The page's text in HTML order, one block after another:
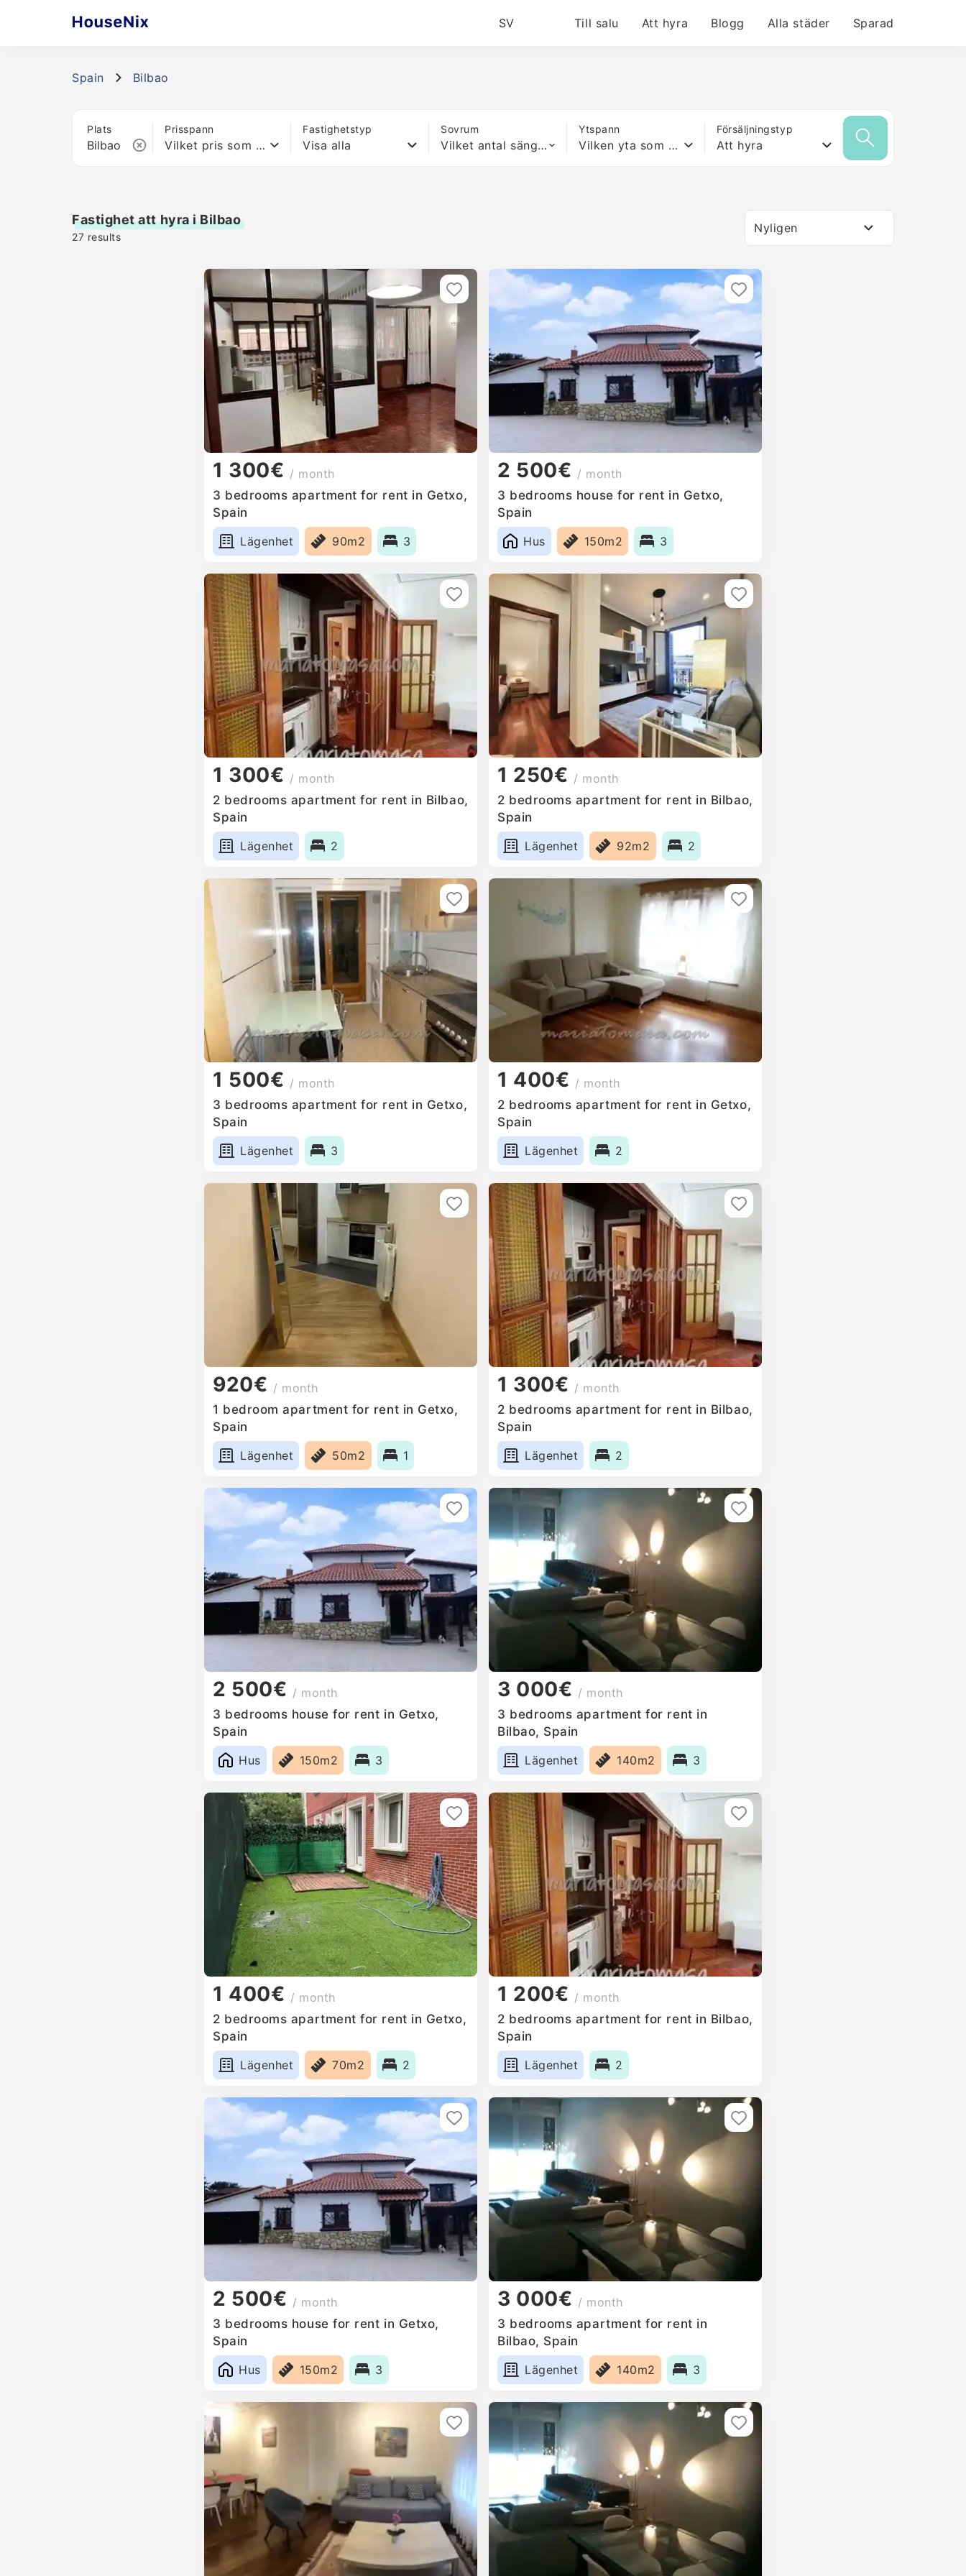
SV Till salu Att hyra Blogg Alla städer Sparad
Spain Bilbao
Plats Prisspann
Vilket pris som helst
Fastighetstyp
Visa alla
Sovrum
Vilket antal sängar som helst
Ytspann
Vilken yta som helst
Försäljningstyp
Att hyra
Fastighet att hyra i Bilbao
27 results
Nyligen
1 300€ / month
3 bedrooms apartment for rent in Getxo,
Spain
Lägenhet
90m2 3
2 500€ / month
3 bedrooms house for rent in Getxo,
Spain
Hus
150m2 3
1 300€ / month
2 bedrooms apartment for rent in Bilbao,
Spain
Lägenhet
2
1 250€ / month
2 bedrooms apartment for rent in Bilbao,
Spain
Lägenhet
92m2 2
1 500€ / month
3 bedrooms apartment for rent in Getxo,
Spain
Lägenhet
3
1 400€ / month
2 bedrooms apartment for rent in Getxo,
Spain
Lägenhet
2
920€ / month
1 bedroom apartment for rent in Getxo,
Spain
Lägenhet
50m2 1
1 300€ / month
2 bedrooms apartment for rent in Bilbao,
Spain
Lägenhet
2
2 500€ / month
3 bedrooms house for rent in Getxo,
Spain
Hus
150m2 3
3 000€ / month
3 bedrooms apartment for rent in
Bilbao, Spain
Lägenhet
140m2 3
1 400€ / month
2 bedrooms apartment for rent in Getxo,
Spain
Lägenhet
70m2 2
1 200€ / month
2 bedrooms apartment for rent in Bilbao,
Spain
Lägenhet
2
2 500€ / month
3 bedrooms house for rent in Getxo,
Spain
Hus
150m2 3
3 000€ / month
3 bedrooms apartment for rent in
Bilbao, Spain
Lägenhet
140m2 3